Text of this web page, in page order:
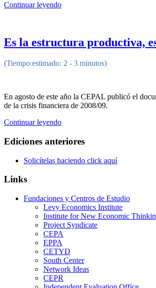
Continuar leyendo
Es la estructura productiva,
(Tiempo estimado: 2 - 3 minutos)
En agosto de este año la CEPAL publicó el
de la crisis financiera de 2008/09.
Continuar leyendo
Ediciones anteriores
Solicítelas haciendo click aquí
Links
Fundaciones y Centros de Estudio
Levy Economics Institute
Institute for New Economic
Project Syndicate
CEPA
EPPA
CETYD
South Center
Network Ideas
CEPR